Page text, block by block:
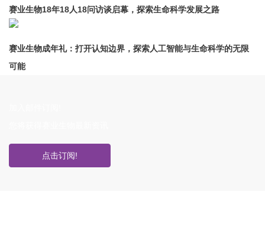
赛业生物18年18人18问访谈启幕，探索生命科学发展之路
赛业生物成年礼：打开认知边界，探索人工智能与生命科学的无限
可能
点击订阅!